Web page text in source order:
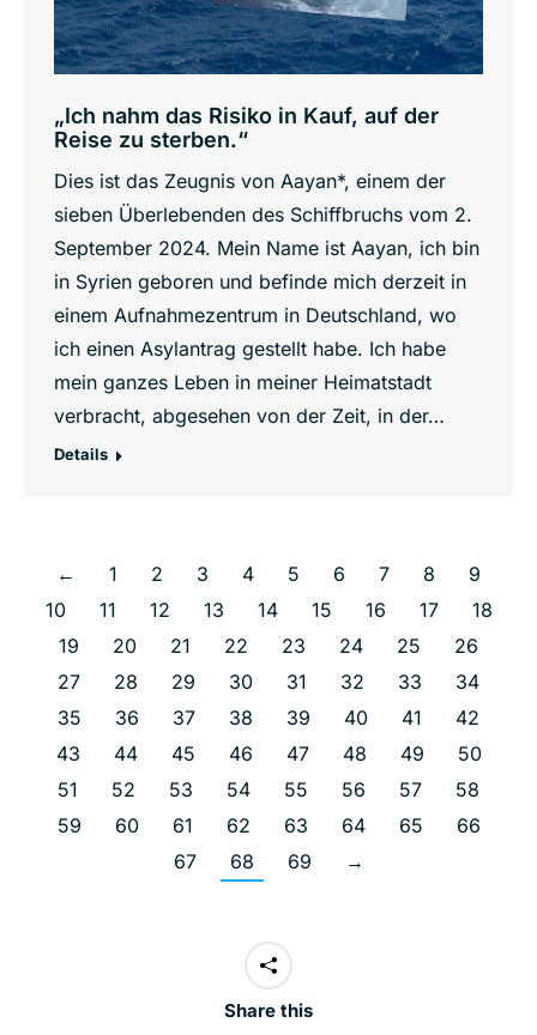
„Ich nahm das Risiko in Kauf, auf der
Reise zu sterben.“
Dies ist das Zeugnis von Aayan*, einem der
sieben Überlebenden des Schiffbruchs vom 2.
September 2024. Mein Name ist Aayan, ich bin
in Syrien geboren und befinde mich derzeit in
einem Aufnahmezentrum in Deutschland, wo
ich einen Asylantrag gestellt habe. Ich habe
mein ganzes Leben in meiner Heimatstadt
verbracht, abgesehen von der Zeit, in der…
Details
← 1 2 3 4 5 6 7 8
9
10
11 12 13 14 15 16 17
18
19
20 21 22 23 24 25
26
27
28 29 30 31 32 33
34
35
36 37 38 39 40 41
42
43
44 45 46 47 48 49
50
51
52 53 54 55 56 57
58
59
60 61 62 63 64 65
66
67
68 69 →
Share this